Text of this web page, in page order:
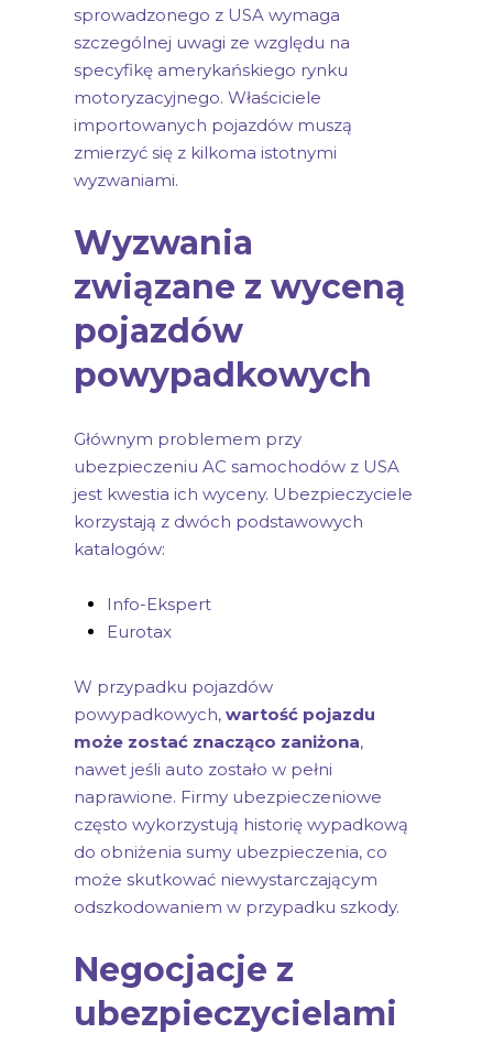
sprowadzonego z USA wymaga
szczególnej uwagi ze względu na
specyfikę amerykańskiego rynku
motoryzacyjnego. Właściciele
importowanych pojazdów muszą
zmierzyć się z kilkoma istotnymi
wyzwaniami.
Wyzwania
związane z wyceną
pojazdów
powypadkowych
Głównym problemem przy
ubezpieczeniu AC samochodów z USA
jest kwestia ich wyceny. Ubezpieczyciele
korzystają z dwóch podstawowych
katalogów:
Info-Ekspert
Eurotax
W przypadku pojazdów
powypadkowych, wartość pojazdu
może zostać znacząco zaniżona,
nawet jeśli auto zostało w pełni
naprawione. Firmy ubezpieczeniowe
często wykorzystują historię wypadkową
do obniżenia sumy ubezpieczenia, co
może skutkować niewystarczającym
odszkodowaniem w przypadku szkody.
Negocjacje z
ubezpieczycielami